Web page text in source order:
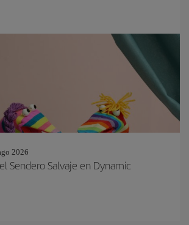
2026
Sendero Salvaje en Dynamic